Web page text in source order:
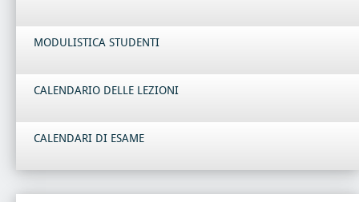
MODULISTICA STUDENTI
CALENDARIO DELLE LEZIONI
CALENDARI DI ESAME